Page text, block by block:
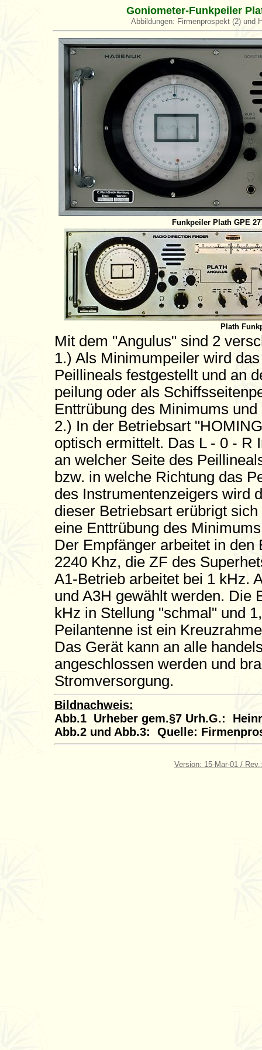
Goniometer-Funkpeiler
Abbildungen: Firmenprospekt (2) und
Funkpeiler Plath GPE
Plath
Mit dem "Angulus" sind 2
1.) Als Minimumpeiler wird
Peillineals festgestellt und an
peilung oder als
Enttrübung des Minimums
2.) In der Betriebsart
optisch ermittelt. Das L - 0 - R
an welcher Seite des
bzw. in welche Richtung das
des Instrumentenzeigers wird
dieser Betriebsart erübrigt
eine Enttrübung des
Der Empfänger arbeitet in
2240 Khz, die ZF des
A1-Betrieb arbeitet bei 1 kHz.
und A3H gewählt werden. Die
kHz in Stellung "schmal" und
Peilantenne ist ein
Das Gerät kann an alle
angeschlossen werden und
Stromversorgung.
Bildnachweis:
Abb.1 Urheber gem.§7 Urh.G.:
Abb.2 und Abb.3: Quelle:
Version: 15-Mar-01 /